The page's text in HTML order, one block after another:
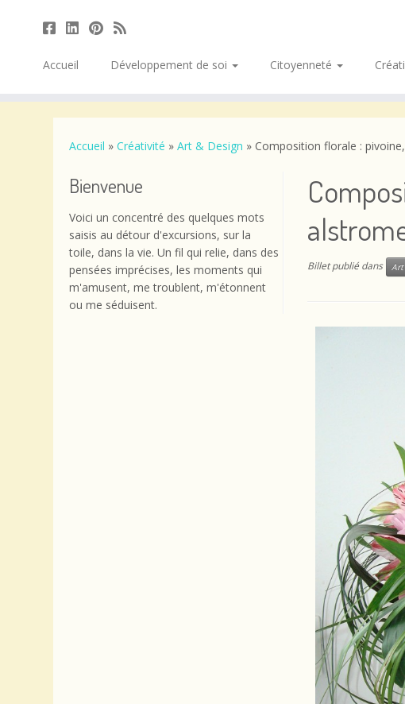
Accueil Développement de soi Citoyenneté
Accueil » Créativité » Art & Design » Composition florale :
Bienvenue
Voici un concentré des quelques mots
saisis au détour d'excursions, sur la
toile, dans la vie. Un fil qui relie, dans des
pensées imprécises, les moments qui
m'amusent, me troublent, m'étonnent
ou me séduisent.
Billet publié dans Art